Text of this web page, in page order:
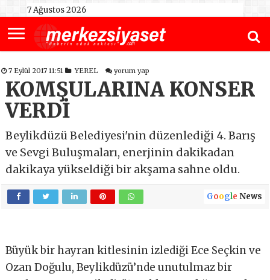
7 Ağustos 2026
7 Eylül 2017 11:51 YEREL yorum yap
KOMŞULARINA KONSER
VERDİ
Beylikdüzü Belediyesi'nin düzenlediği 4. Barış
ve Sevgi Buluşmaları, enerjinin dakikadan
dakikaya yükseldiği bir akşama sahne oldu.
Google News
Büyük bir hayran kitlesinin izlediği Ece Seçkin ve
Ozan Doğulu, Beylikdüzü’nde unutulmaz bir